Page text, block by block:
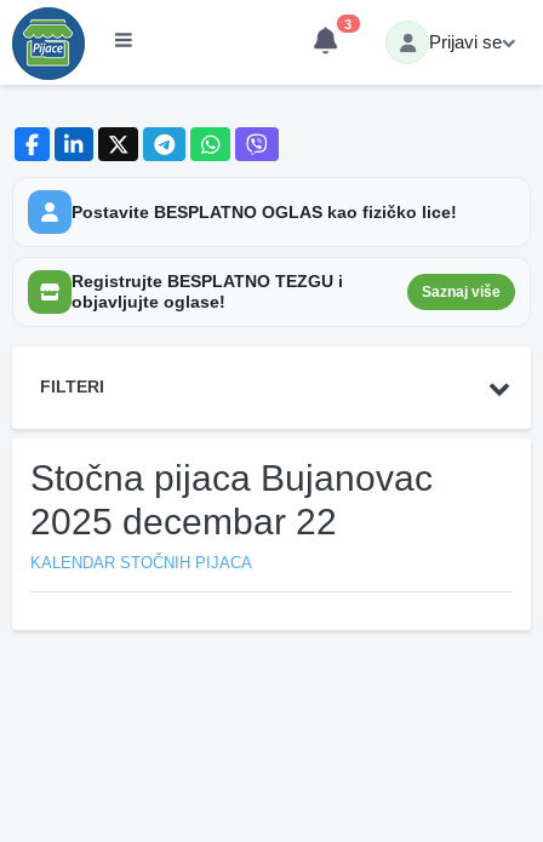
3
Prijavi se
Postavite BESPLATNO OGLAS kao fizičko lice!
Registrujte BESPLATNO TEZGU i
objavljujte oglase!
Saznaj više
FILTERI
Stočna pijaca Bujanovac
2025 decembar 22
KALENDAR STOČNIH PIJACA